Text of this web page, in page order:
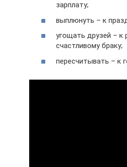
зарплату;
выплюнуть – к
угощать друзей – к
счастливому браку;
пересчитывать – к